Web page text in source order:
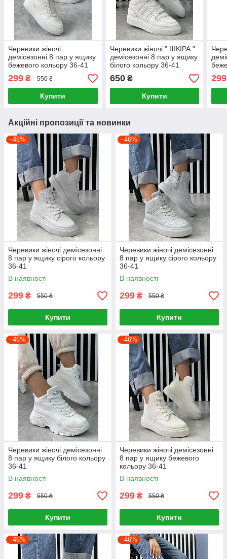
Черевики жіночі
демісезонні 8 пар у ящику
бежевого кольору 36-41
299 ₴ 550 ₴
Купити
Черевики жіночі " ШКІРА "
демісезонні 8 пар у ящику
білого кольору 36-41
650₴
Купити
299
Акційні пропозиції та новинки
–46%
Черевики жіночі демісезонні
8 пар у ящику сірого кольору
36-41
В наявності
299 ₴ 550 ₴
Купити
–46%
Черевики жіночі демісезонні
8 пар у ящику сірого кольору
36-41
В наявності
299 ₴ 550 ₴
Купити
–46%
Черевики жіночі демісезонні
8 пар у ящику білого кольору
36-41
В наявності
299 ₴ 550 ₴
Купити
–46%
Черевики жіночі демісезонні
8 пар у ящику бежевого
кольору 36-41
В наявності
299 ₴ 550 ₴
Купити
–46% –46%